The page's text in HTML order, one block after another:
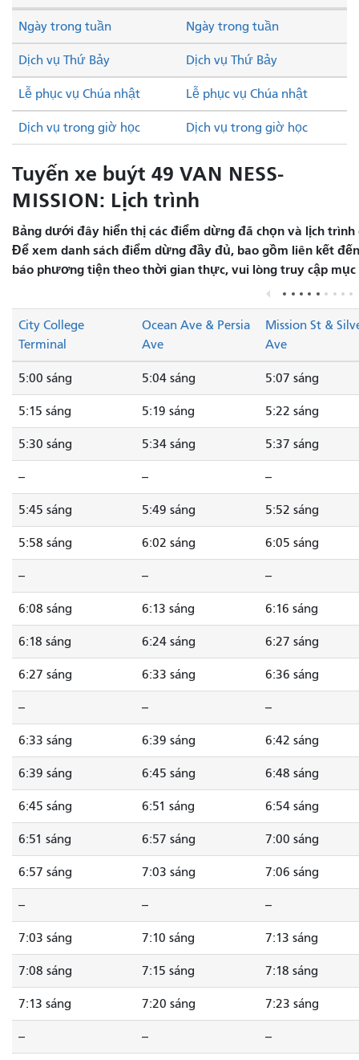
Dịch vụ Thứ Bảy Dịch vụ Thứ Bảy
Lễ phục vụ Chúa nhật Lễ phục vụ Chúa nhật
Ngày trong tuần Ngày trong tuần
Dịch vụ trong giờ học Dịch vụ trong giờ học
Tuyến xe buýt 49 VAN NESS-
MISSION: Lịch trình
Bảng dưới đây hiển thị các điểm dừng đã chọn và lịch
Để xem danh sách điểm dừng đầy đủ, bao gồm liên kết
báo phương tiện theo thời gian thực, vui lòng truy cập mục
City College
Terminal
Ocean Ave & Persia
Ave
Mission St &
Ave
5:00 sáng 5:04 sáng 5:07 sáng
5:15 sáng 5:19 sáng 5:22 sáng
5:30 sáng 5:34 sáng 5:37 sáng
-- -- --
5:45 sáng 5:49 sáng 5:52 sáng
5:58 sáng 6:02 sáng 6:05 sáng
-- -- --
6:08 sáng 6:13 sáng 6:16 sáng
6:18 sáng 6:24 sáng 6:27 sáng
6:27 sáng 6:33 sáng 6:36 sáng
-- -- --
6:33 sáng 6:39 sáng 6:42 sáng
6:39 sáng 6:45 sáng 6:48 sáng
6:45 sáng 6:51 sáng 6:54 sáng
6:51 sáng 6:57 sáng 7:00 sáng
6:57 sáng 7:03 sáng 7:06 sáng
-- -- --
7:03 sáng 7:10 sáng 7:13 sáng
7:08 sáng 7:15 sáng 7:18 sáng
7:13 sáng 7:20 sáng 7:23 sáng
-- -- --